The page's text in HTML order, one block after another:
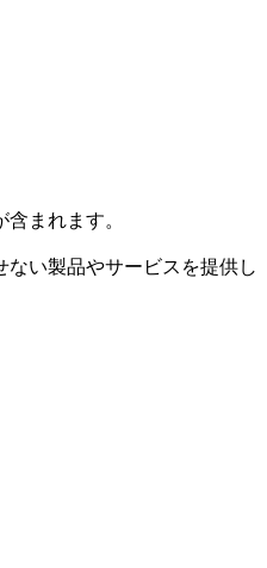
まれます。
い製品やサービスを提供し